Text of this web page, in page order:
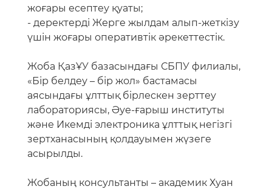
жоғары есептеу қуаты;
- деректерді Жерге жылдам алып-жеткізу
үшін жоғары оперативтік әрекеттестік.
Жоба ҚазҰУ базасындағы СБПУ филиалы,
«Бір белдеу – бір жол» бастамасы
аясындағы ұлттық бірлескен зерттеу
лабораториясы, Әуе-ғарыш институты
және Икемді электроника ұлттық негізгі
зертханасының қолдауымен жүзеге
асырылды.
Жобаның консультанты – академик Хуан